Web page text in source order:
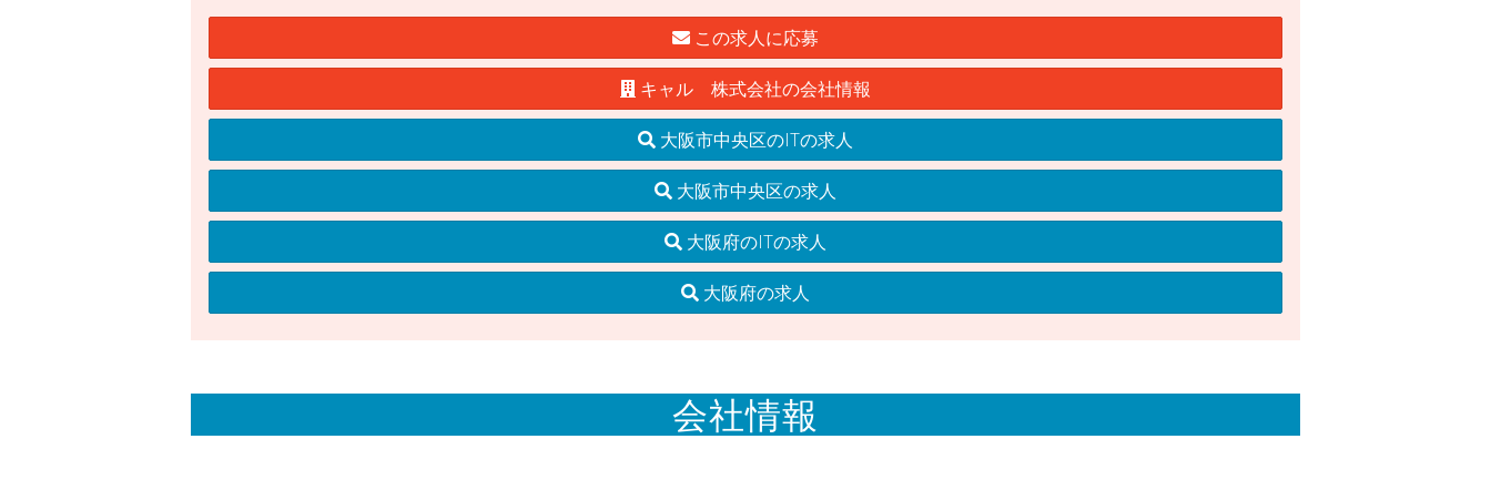
この求人に応募
キャル 株式会社の会社情報
大阪市中央区のITの求人
大阪市中央区の求人
大阪府のITの求人
大阪府の求人
会社情報